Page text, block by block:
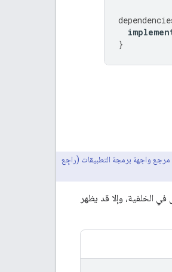
}
واجهة برمجة التطبيقات (راجِع
الخلفية، وإلا قد يظهر